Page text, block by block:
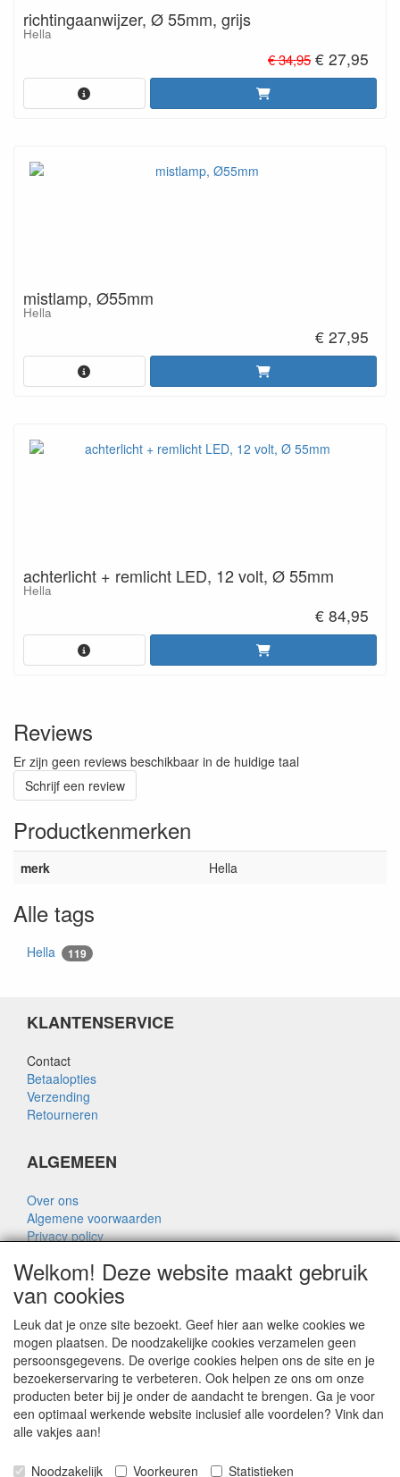
richtingaanwijzer, Ø 55mm, grijs
Hella
€ 34,95€ 27,95
mistlamp, Ø55mm
Hella
€ 27,95
achterlicht + remlicht LED, 12 volt, Ø 55mm
Hella
€ 84,95
Reviews
Er zijn geen reviews beschikbaar in de huidige taal
Schrijf een review
Productkenmerken
merk Hella
Alle tags
Hella 119
KLANTENSERVICE
Contact
Betaalopties
Verzending
Retourneren
ALGEMEEN
Over ons
Algemene voorwaarden
Privacy policy
Over Rik Thijssen
ALGEMEEN
www.rikthijssenshop.nl
logistiek door OTOPARTS BV
E-mail: info@otoparts.nl
Welkom! Deze website maakt gebruik
van cookies
Leuk dat je onze site bezoekt. Geef hier aan welke cookies we
mogen plaatsen. De noodzakelijke cookies verzamelen geen
persoonsgegevens. De overige cookies helpen ons de site en je
bezoekerservaring te verbeteren. Ook helpen ze ons om onze
producten beter bij je onder de aandacht te brengen. Ga je voor
een optimaal werkende website inclusief alle voordelen? Vink dan
alle vakjes aan!
Noodzakelijk Voorkeuren Statistieken